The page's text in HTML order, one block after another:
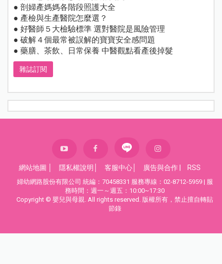
● 剖婦產媽媽各階段照護大全
● 產檢與生產醫院怎麼選？
● 好醫師５大檢驗標準 選對醫院是風險管理
● 破解４個最常被誤解的寶寶安全感問題
● 藥膳、茶飲、日常保養 中醫觀點看產後掉髮
雜誌訂閱
網站地圖 隱私權說明 客服中心 廣告與合作 RSS
婦幼網路股份有限公司 統編：70458331 服務專線：02-8712-5959 | 服
務時間：週一～週五：10:00~17:30
Copyright © 嬰兒與母親. All rights reserved. 版權所有，禁止擅自轉貼
節錄